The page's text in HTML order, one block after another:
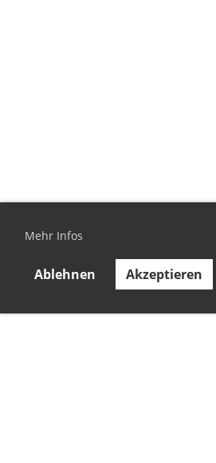
Mehr Infos
Ablehnen Akzeptieren